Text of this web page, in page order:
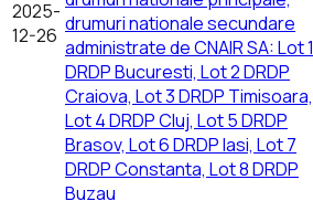
2025-
12-26 drumuri nationale secundare
administrate de CNAIR SA: Lot 1
DRDP Bucuresti, Lot 2 DRDP
Craiova, Lot 3 DRDP Timisoara,
Lot 4 DRDP Cluj, Lot 5 DRDP
Brasov, Lot 6 DRDP Iasi, Lot 7
DRDP Constanta, Lot 8 DRDP
Buzau